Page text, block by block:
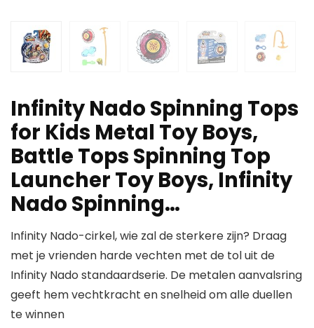
Infinity Nado Spinning Tops
for Kids Metal Toy Boys,
Battle Tops Spinning Top
Launcher Toy Boys, Infinity
Nado Spinning…
Infinity Nado-cirkel, wie zal de sterkere zijn? Draag
met je vrienden harde vechten met de tol uit de
Infinity Nado standaardserie. De metalen aanvalsring
geeft hem vechtkracht en snelheid om alle duellen
te winnen